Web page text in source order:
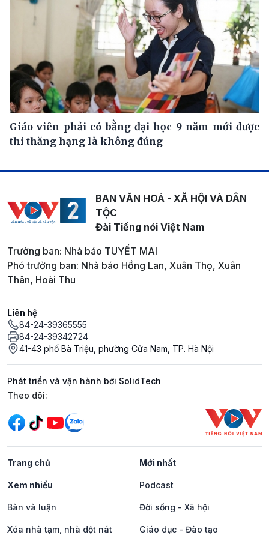
Giáo viên phải có bằng đại học 9 năm mới được
thi thăng hạng là không đúng
BAN VĂN HOÁ - XÃ HỘI VÀ DÂN
TỘC
Đài Tiếng nói Việt Nam
Trưởng ban: Nhà báo TUYẾT MAI
Phó trưởng ban: Nhà báo Hồng Lan, Xuân Thọ, Xuân
Thân, Hoài Thu
Liên hệ
84-24-39365555
84-24-39342724
41-43 phố Bà Triệu, phường Cửa Nam, TP. Hà Nội
Phát triển và vận hành bởi SolidTech
Mạng xã hội
Theo dõi:
Trang chủ Mới nhất
Xem nhiều Podcast
Bàn và luận Đời sống - Xã hội
Xóa nhà tạm, nhà dột nát Giáo dục - Đào tạo